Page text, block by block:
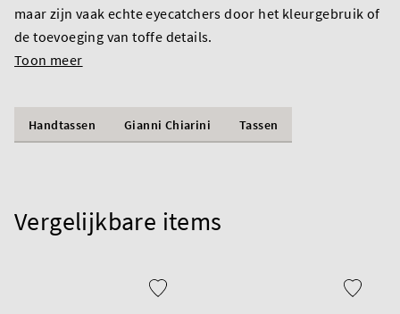
maar zijn vaak echte eyecatchers door het kleurgebruik of
de toevoeging van toffe details.
Toon meer
Handtassen Gianni Chiarini Tassen
Vergelijkbare items